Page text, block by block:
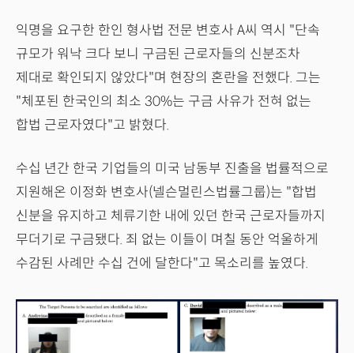
익명을 요구한 한인 형사법 전문 변호사 A씨 역시 "단속
규모가 워낙 크다 보니 구금된 근로자들의 신분조차
제대로 확인되지 않았다"며 현장의 혼란을 전했다. 그는
"체포된 한국인의 최소 30%는 구금 사유가 전혀 없는
합법 근로자였다"고 밝혔다.
수십 년간 한국 기업들의 미국 남동부 진출을 법률적으로
지원해온 이정화 변호사(넬슨멀린스법률그룹)는 "합법
신분을 유지하고 체류기한 내에 있던 한국 근로자들까지
무더기로 구금됐다. 죄 없는 이들이 며칠 동안 억울하게
수감된 사례만 수십 건에 달한다"고 목소리를 높였다.